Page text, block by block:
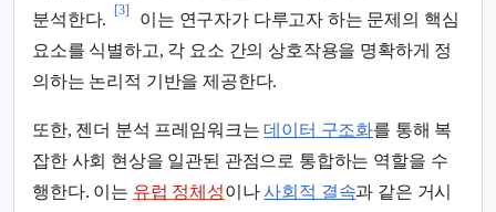
분석한다.
[3]
이는 연구자가 다루고자 하는 문제의 핵심
요소를 식별하고, 각 요소 간의 상호작용을 명확하게 정
의하는 논리적 기반을 제공한다.
또한, 젠더 분석 프레임워크는데이터 구조화를 통해 복
잡한 사회 현상을 일관된 관점으로 통합하는 역할을 수
행한다. 이는 유럽 정체성이나사회적 결속과 같은 거시